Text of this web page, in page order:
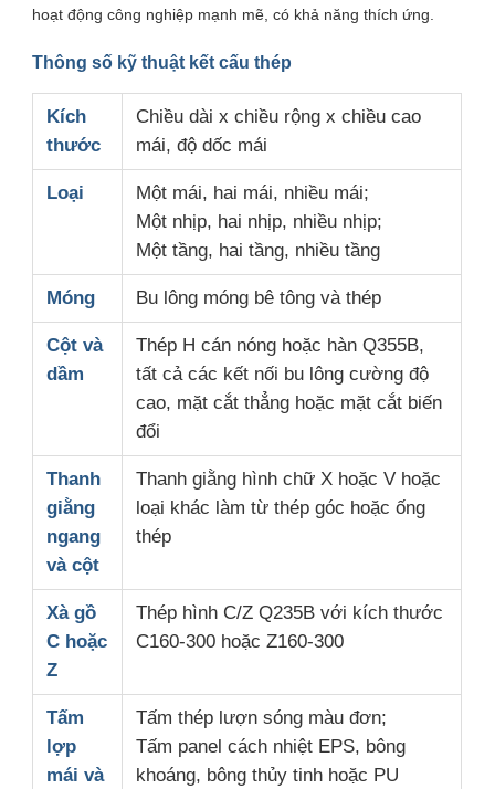
hoạt động công nghiệp mạnh mẽ, có khả năng thích ứng.
Thông số kỹ thuật kết cấu thép
Kích
thước
Chiều dài x chiều rộng x chiều cao
mái, độ dốc mái
Loại
Một mái, hai mái, nhiều mái;
Một nhịp, hai nhịp, nhiều nhịp;
Một tầng, hai tầng, nhiều tầng
Móng Bu lông móng bê tông và thép
Cột và
dầm
Thép H cán nóng hoặc hàn Q355B,
tất cả các kết nối bu lông cường độ
cao, mặt cắt thẳng hoặc mặt cắt biến
đổi
Thanh
giằng
ngang
và cột
Thanh giằng hình chữ X hoặc V hoặc
loại khác làm từ thép góc hoặc ống
thép
Xà gồ
C hoặc
Z
Thép hình C/Z Q235B với kích thước
C160-300 hoặc Z160-300
Tấm
lợp
mái và
Tấm thép lượn sóng màu đơn;
Tấm panel cách nhiệt EPS, bông
khoáng, bông thủy tinh hoặc PU